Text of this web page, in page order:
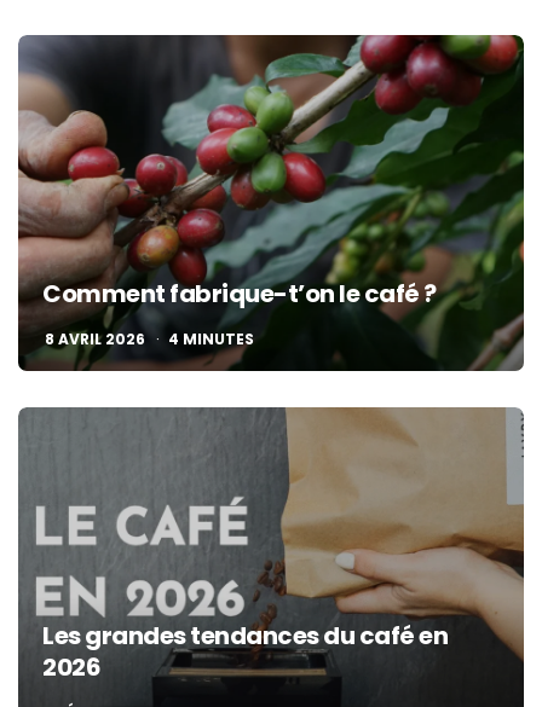
Comment fabrique-t’on le café ?
8 AVRIL 2026 4 MINUTES
Les grandes tendances du café en
2026